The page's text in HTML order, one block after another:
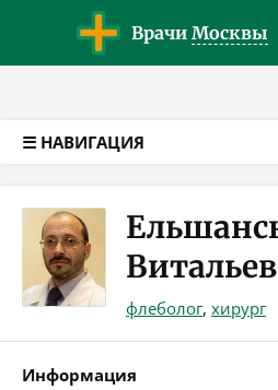
Врачи Москвы
☰ НАВИГАЦИЯ
флеболог, хирург
Информация